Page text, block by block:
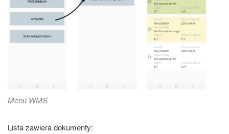
Menu WMS
Lista zawiera dokumenty: